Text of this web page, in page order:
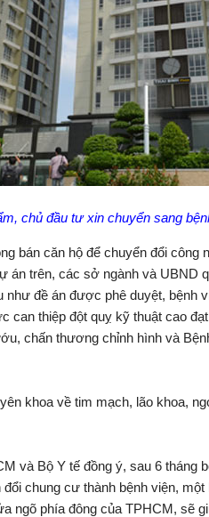
chủ đầu tư xin chuyển sang
bán căn hộ để chuyển đổi công
án trên, các sở ngành và UBND
như đề án được phê duyệt, bệnh
can thiệp đột quỵ kỹ thuật cao
chấn thương chỉnh hình và
khoa về tim mạch, lão khoa,
và Bộ Y tế đồng ý, sau 6 tháng
chung cư thành bệnh viện,
ngõ phía đông của TPHCM, sẽ